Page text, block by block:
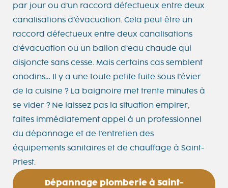
par jour ou d’un raccord défectueux entre deux
canalisations d’évacuation. Cela peut être un
raccord défectueux entre deux canalisations
d’évacuation ou un ballon d’eau chaude qui
disjoncte sans cesse. Mais certains cas semblent
anodins… Il y a une toute petite fuite sous l’évier
de la cuisine ? La baignoire met trente minutes à
se vider ? Ne laissez pas la situation empirer,
faites immédiatement appel à un professionnel
du dépannage et de l’entretien des
équipements sanitaires et de chauffage à Saint-
Priest.
Dépannage plomberie à Saint-